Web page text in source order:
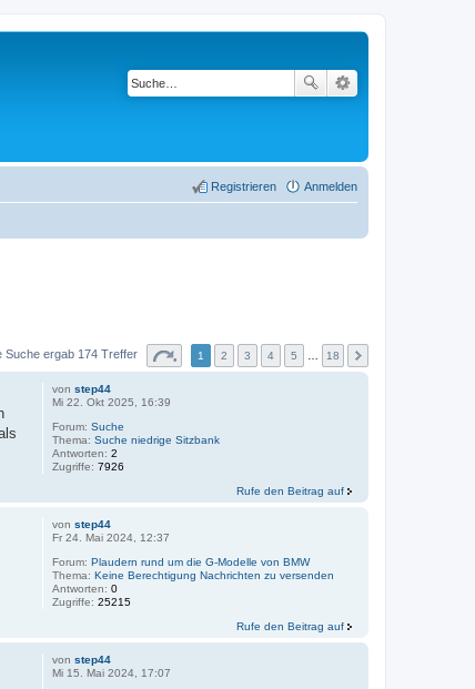
Anmelden
Registrieren
Suche ergab 174 Treffer 1 2 3 4 5 18
vonstep44
Mi 22. Okt 2025, 16:39
Forum:Suche
Thema:Suche niedrige Sitzbank
Antworten:2
Zugriffe:7926
Rufe den Beitrag auf
vonstep44
Fr 24. Mai 2024, 12:37
Forum:Plaudern rund um die G-Modelle von BMW
Thema:Keine Berechtigung Nachrichten zu versenden
Antworten:0
Zugriffe:25215
Rufe den Beitrag auf
vonstep44
Mi 15. Mai 2024, 17:07